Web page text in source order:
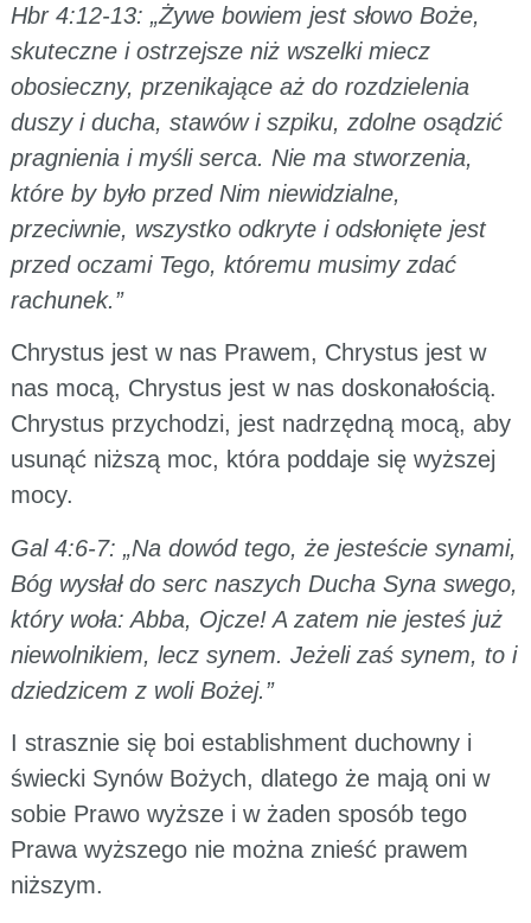
Hbr 4:12-13: „Żywe bowiem jest słowo Boże,
skuteczne i ostrzejsze niż wszelki miecz
obosieczny, przenikające aż do rozdzielenia
duszy i ducha, stawów i szpiku, zdolne osądzić
pragnienia i myśli serca. Nie ma stworzenia,
które by było przed Nim niewidzialne,
przeciwnie, wszystko odkryte i odsłonięte jest
przed oczami Tego, któremu musimy zdać
rachunek.”
Chrystus jest w nas Prawem, Chrystus jest w
nas mocą, Chrystus jest w nas doskonałością.
Chrystus przychodzi, jest nadrzędną mocą, aby
usunąć niższą moc, która poddaje się wyższej
mocy.
Gal 4:6-7: „Na dowód tego, że jesteście synami,
Bóg wysłał do serc naszych Ducha Syna swego,
który woła: Abba, Ojcze! A zatem nie jesteś już
niewolnikiem, lecz synem. Jeżeli zaś synem, to i
dziedzicem z woli Bożej.”
I strasznie się boi establishment duchowny i
świecki Synów Bożych, dlatego że mają oni w
sobie Prawo wyższe i w żaden sposób tego
Prawa wyższego nie można znieść prawem
niższym.